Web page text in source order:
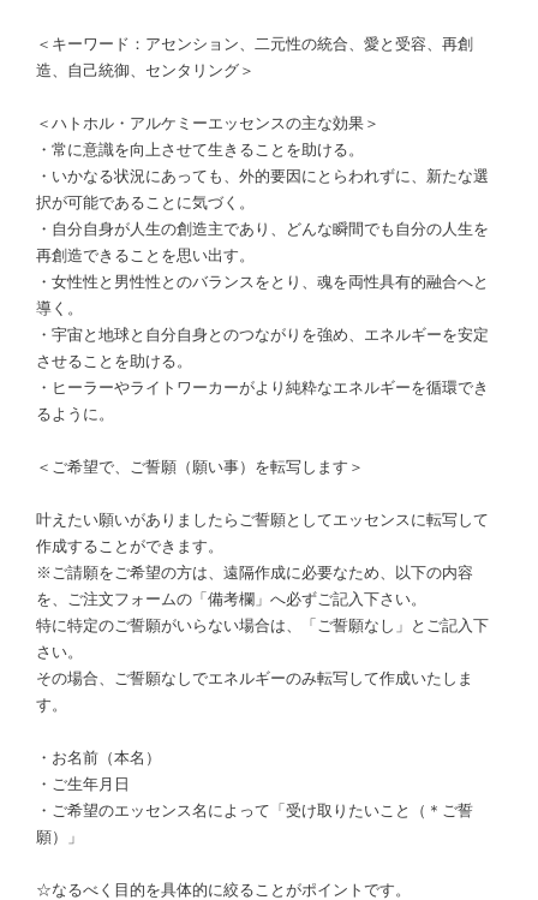
＜キーワード：アセンション、二元性の統合、愛と受容、再創
造、自己統御、センタリング＞
＜ハトホル・アルケミーエッセンスの主な効果＞
・常に意識を向上させて生きることを助ける。
・いかなる状況にあっても、外的要因にとらわれずに、新たな選
択が可能であることに気づく。
・自分自身が人生の創造主であり、どんな瞬間でも自分の人生を
再創造できることを思い出す。
・女性性と男性性とのバランスをとり、魂を両性具有的融合へと
導く。
・宇宙と地球と自分自身とのつながりを強め、エネルギーを安定
させることを助ける。
・ヒーラーやライトワーカーがより純粋なエネルギーを循環でき
るように。
＜ご希望で、ご誓願（願い事）を転写します＞
叶えたい願いがありましたらご誓願としてエッセンスに転写して
作成することができます。
※ご請願をご希望の方は、遠隔作成に必要なため、以下の内容
を、ご注文フォームの「備考欄」へ必ずご記入下さい。
特に特定のご誓願がいらない場合は、「ご誓願なし」とご記入下
さい。
その場合、ご誓願なしでエネルギーのみ転写して作成いたしま
す。
・お名前（本名）
・ご生年月日
・ご希望のエッセンス名によって「受け取りたいこと（＊ご誓
願）」
☆なるべく目的を具体的に絞ることがポイントです。